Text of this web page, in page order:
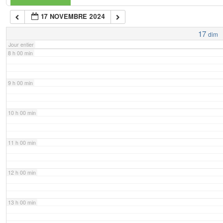
17 NOVEMBRE 2024
17 dim
Jour entier
7 h 00 min
8 h 00 min
9 h 00 min
10 h 00 min
11 h 00 min
12 h 00 min
13 h 00 min